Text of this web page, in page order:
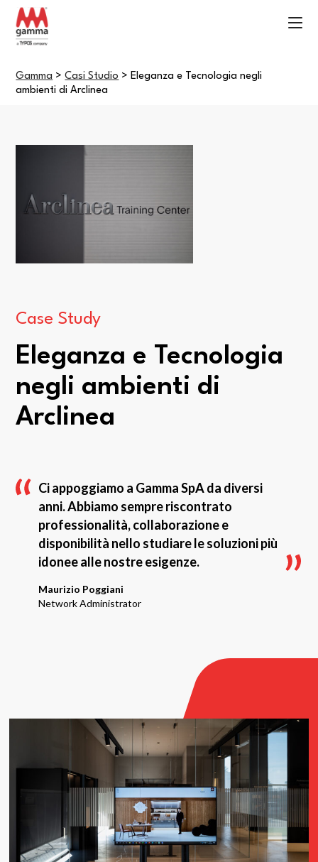
Gamma >Casi Studio >Eleganza e Tecnologia negli
ambienti di Arclinea
Case Study
Eleganza e Tecnologia
negli ambienti di
Arclinea
Ci appoggiamo a Gamma SpA da diversi
anni. Abbiamo sempre riscontrato
professionalità, collaborazione e
disponibilità nello studiare le soluzioni più
idonee alle nostre esigenze.
Maurizio Poggiani
Network Administrator